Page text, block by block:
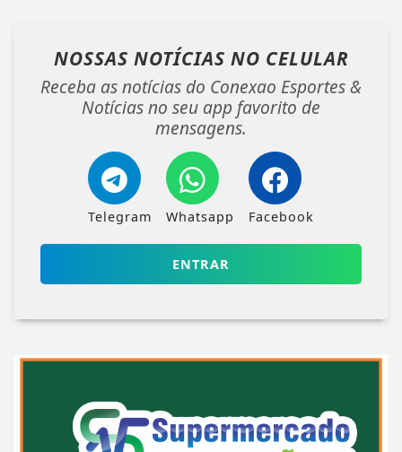
NOSSAS NOTÍCIAS NO CELULAR
Receba as notícias do Conexao Esportes &
Notícias no seu app favorito de
mensagens.
Telegram Whatsapp Facebook
ENTRAR